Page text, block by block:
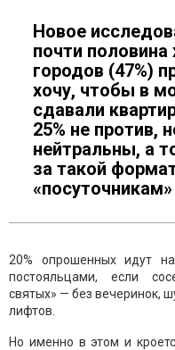
Новое
почти
городов (47%)
хочу, чтобы в
сдавали
25% не против,
нейтральны, а
за такой
20% опрошенных идут
постояльцами, если
святых» — без вечеринок,
лифтов.
Но именно в этом и